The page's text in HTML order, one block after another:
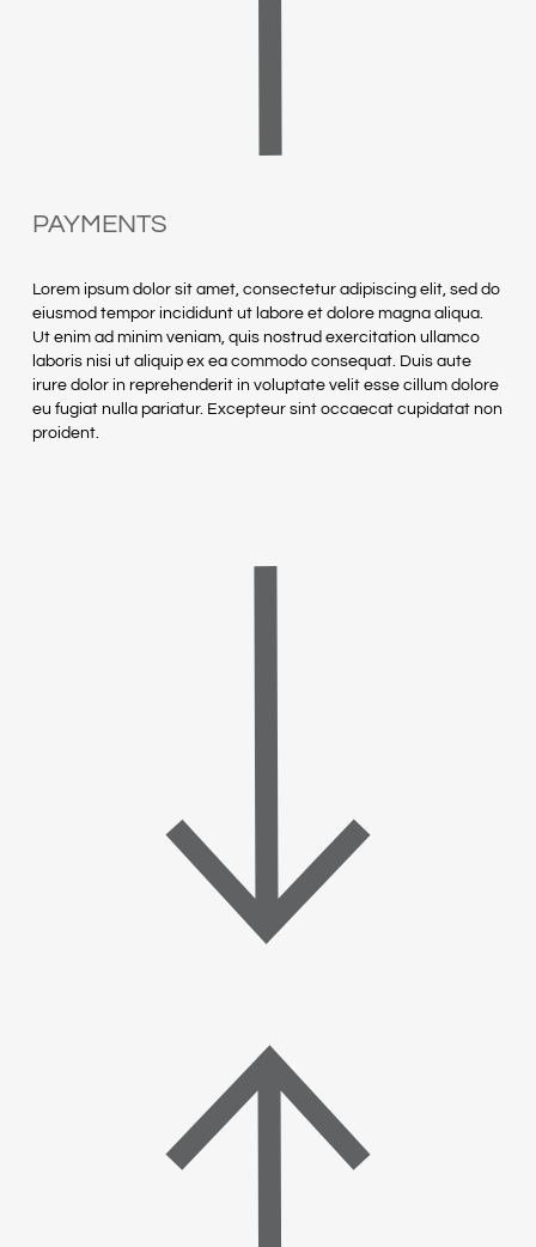
PAYMENTS
Lorem ipsum dolor sit amet, consectetur adipiscing elit, sed do
eiusmod tempor incididunt ut labore et dolore magna aliqua.
Ut enim ad minim veniam, quis nostrud exercitation ullamco
laboris nisi ut aliquip ex ea commodo consequat. Duis aute
irure dolor in reprehenderit in voluptate velit esse cillum dolore
eu fugiat nulla pariatur. Excepteur sint occaecat cupidatat non
proident.